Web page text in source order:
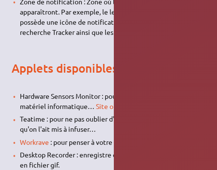
apparaîtront. Par exemple, le lecteur multimédia VLC
possède une icône de notification, tout comme le l'outil de
recherche Tracker ainsi que les connexions réseaux.
Applets disponibles à installer
Hardware Sensors Monitor : pour surveiller état de santé du
matériel informatique… Site officiel
Teatime : pour ne pas oublier d'aller chercher son thé après
qu'on l'ait mis à infuser…
Workrave : pour penser à votre santé (installation en 1 clic)
Desktop Recorder : enregistre ce qui se passe sur votre écran
en fichier gif.